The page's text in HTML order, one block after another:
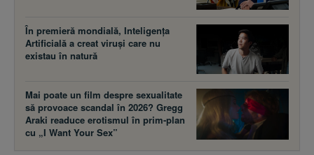
În premieră mondială, Inteligența
Artificială a creat viruși care nu
existau în natură
Mai poate un film despre sexualitate
să provoace scandal în 2026? Gregg
Araki readuce erotismul în prim-plan
cu „I Want Your Sex”